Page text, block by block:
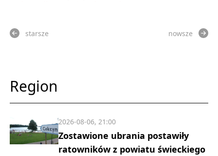
starsze nowsze
Region
Zostawione ubrania postawiły
ratowników z powiatu świeckiego
2026-08-06, 21:00